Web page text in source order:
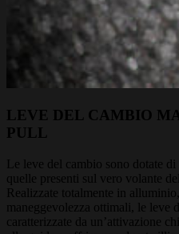
LEVE DEL CAMBIO
PULL
Le leve del cambio sono dotate
quelle presenti sul vero volante
Realizzate totalmente in
maneggevolezza ottimali, le leve
caratterizzate da un’attivazione